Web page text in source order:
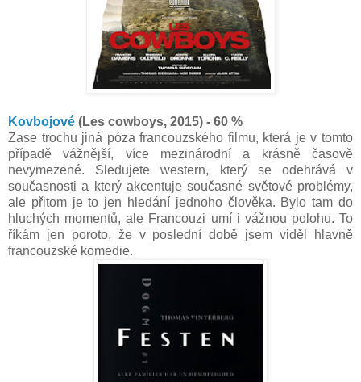
Kovbojové (Les cowboys, 2015) - 60 %
Zase trochu jiná póza francouzského filmu, která je v tomto
případě vážnější, více mezinárodní a krásně časově
nevymezené. Sledujete western, který se odehrává v
současnosti a který akcentuje současné světové problémy,
ale přitom je to jen hledání jednoho člověka. Bylo tam do
hluchých momentů, ale Francouzi umí i vážnou polohu. To
říkám jen poroto, že v poslední době jsem viděl hlavně
francouzské komedie.